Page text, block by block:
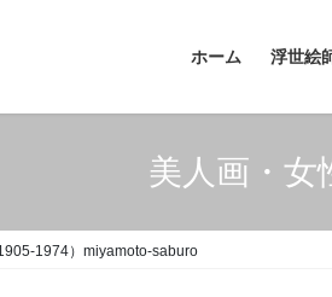
ホーム 浮世絵
美人画・女
1974）miyamoto-saburo